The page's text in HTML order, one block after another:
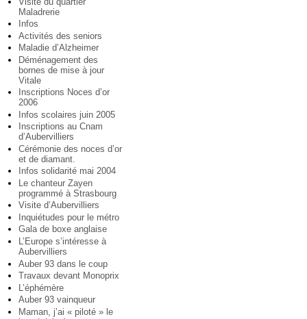
Maladrerie
Infos
Activités des seniors
Maladie d’Alzheimer
Déménagement des
bornes de mise à jour
Vitale
Inscriptions Noces d’or
2006
Infos scolaires juin 2005
Inscriptions au Cnam
d’Aubervilliers
Cérémonie des noces d’or
et de diamant.
Infos solidarité mai 2004
Le chanteur Zayen
programmé à Strasbourg
Visite d’Aubervilliers
Inquiétudes pour le métro
Gala de boxe anglaise
L’Europe s’intéresse à
Aubervilliers
Auber 93 dans le coup
Travaux devant Monoprix
L’éphémère
Auber 93 vainqueur
Maman, j’ai « piloté » le